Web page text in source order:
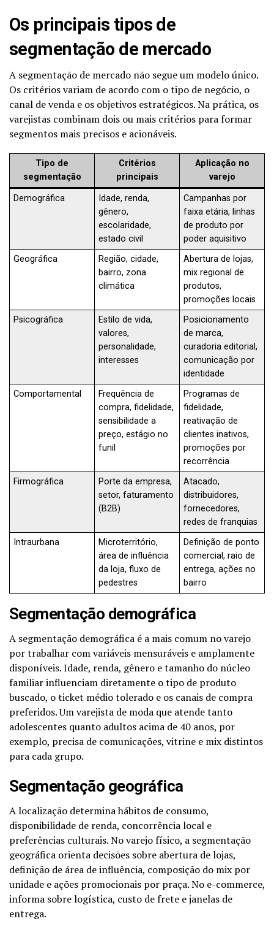
Os principais tipos de
segmentação de mercado
A segmentação de mercado não segue um modelo único.
Os critérios variam de acordo com o tipo de negócio, o
canal de venda e os objetivos estratégicos. Na prática, os
varejistas combinam dois ou mais critérios para formar
segmentos mais precisos e acionáveis.
Tipo de
segmentação
Critérios
principais
Aplicação no
varejo
Demográfica
Idade, renda,
gênero,
escolaridade,
estado civil
Campanhas por
faixa etária, linhas
de produto por
poder aquisitivo
Geográfica
Região, cidade,
bairro, zona
climática
Abertura de lojas,
mix regional de
produtos,
promoções locais
Psicográfica
Estilo de vida,
valores,
personalidade,
interesses
Posicionamento
de marca,
curadoria editorial,
comunicação por
identidade
Comportamental
Frequência de
compra, fidelidade,
sensibilidade a
preço, estágio no
funil
Programas de
fidelidade,
reativação de
clientes inativos,
promoções por
recorrência
Firmográfica
Porte da empresa,
setor, faturamento
(B2B)
Atacado,
distribuidores,
fornecedores,
redes de franquias
Intraurbana
Microterritório,
área de influência
da loja, fluxo de
pedestres
Definição de ponto
comercial, raio de
entrega, ações no
bairro
Segmentação demográfica
A segmentação demográfica é a mais comum no varejo
por trabalhar com variáveis mensuráveis e amplamente
disponíveis. Idade, renda, gênero e tamanho do núcleo
familiar influenciam diretamente o tipo de produto
buscado, o ticket médio tolerado e os canais de compra
preferidos. Um varejista de moda que atende tanto
adolescentes quanto adultos acima de 40 anos, por
exemplo, precisa de comunicações, vitrine e mix distintos
para cada grupo.
Segmentação geográfica
A localização determina hábitos de consumo,
disponibilidade de renda, concorrência local e
preferências culturais. No varejo físico, a segmentação
geográfica orienta decisões sobre abertura de lojas,
definição de área de influência, composição do mix por
unidade e ações promocionais por praça. No e-commerce,
informa sobre logística, custo de frete e janelas de
entrega.